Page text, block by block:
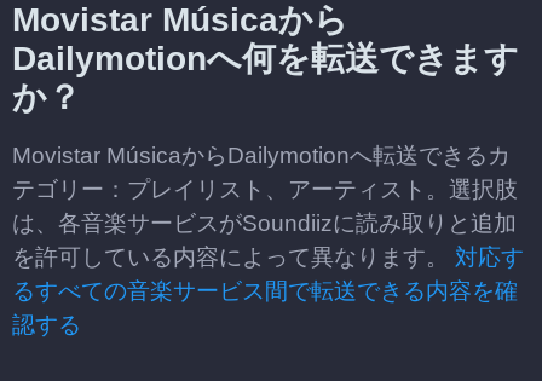
Movistar Músicaから
Dailymotionへ何を転送できます
か？
Movistar MúsicaからDailymotionへ転送できるカ
テゴリー：プレイリスト、アーティスト。選択肢
は、各音楽サービスがSoundiizに読み取りと追加
を許可している内容によって異なります。 対応す
るすべての音楽サービス間で転送できる内容を確
認する